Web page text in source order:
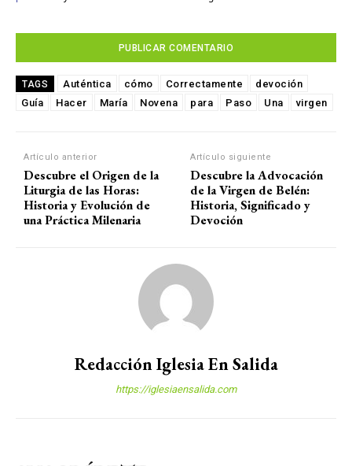
TAGS Auténtica cómo Correctamente
devoción
Guía
Hacer María Novena para Paso Una virgen
Artículo anterior
Descubre el Origen de la
Liturgia de las Horas:
Historia y Evolución de
una Práctica Milenaria
Artículo siguiente
Descubre la Advocación
de la Virgen de Belén:
Historia, Significado y
Devoción
Redacción Iglesia En Salida
https://iglesiaensalida.com